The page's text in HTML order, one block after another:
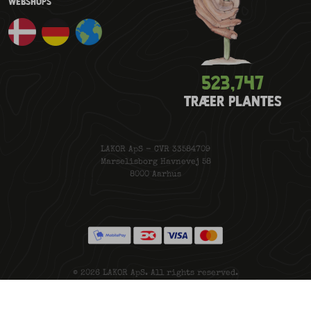
WEBSHOPS
523,779
TRÆER PLANTES
LAKOR ApS - CVR 33584709
Marselisborg Havnevej 58
8000 Aarhus
© 2026 LAKOR ApS. All rights reserved.